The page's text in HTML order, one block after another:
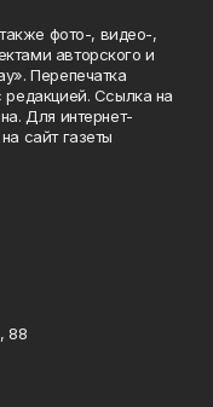
фото-, видео-,
авторского и
Перепечатка
редакцией. Ссылка на
Для интернет-
сайт газеты
88